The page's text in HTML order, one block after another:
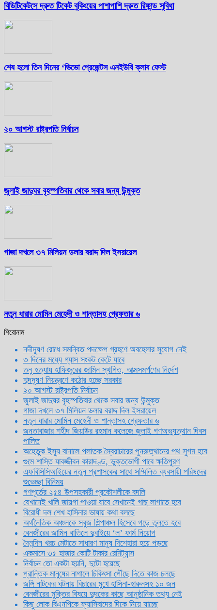
বিডিটিকেটসে দ্রুত টিকেট বুকিংয়ের পাশাপাশি দ্রুত রিফান্ড সুবিধা
শেষ হলো তিন দিনের ‘ভিভো প্রেজেন্টস এনইউবি ক্লাব ফেস্ট
২০ আগস্ট রাষ্ট্রপতি নির্বাচন
জুলাই জাদুঘর বৃহস্পতিবার থেকে সবার জন্য উন্মুক্ত
গাজা দখলে ৩৭ মিলিয়ন ডলার বরাদ্দ দিল ইসরায়েল
নতুন ধারার মোমিন মেহেদী ও শান্তাসহ গ্রেফতার ৬
শিরোনাম
নদীদূষণ রোধে সমন্বিত পদক্ষেপ গ্রহণে অবহেলার সুযোগ নেই
৩ দিনের মধ্যে গ্যাস সংকট কেটে যাবে
তনু হত্যায় হাফিজুরের জামিন স্থগিত, আত্মসমর্পণের নির্দেশ
শব্দদূষণ নিয়ন্ত্রণে কঠোর হচ্ছে সরকার
২০ আগস্ট রাষ্ট্রপতি নির্বাচন
জুলাই জাদুঘর বৃহস্পতিবার থেকে সবার জন্য উন্মুক্ত
গাজা দখলে ৩৭ মিলিয়ন ডলার বরাদ্দ দিল ইসরায়েল
নতুন ধারার মোমিন মেহেদী ও শান্তাসহ গ্রেফতার ৬
জনতাবাজার শহীদ জিয়াউর রহমান কলেজে জুলাই গণঅভ্যুত্থান দিবস
পালিত
অহেতুক ইস্যু বানালে পলাতক স্বৈরাচারের পুনরুত্থানের পথ সুগম হবে
গুমে শাস্তি যাবজ্জীবন কারাদণ্ড, ভুক্তভোগী পাবে ক্ষতিপূরণ
এফবিসিসিআইয়ের নতুন প্রশাসকের সাথে সম্মিলিত ব্যবসায়ী পরিষদের
শুভেচ্ছা বিনিময়
গণপূর্তের ২৫৪ উপসহকারী প্রকৌশলীকে বদলি
যেখানেই খালি জায়গা পাওয়া যাবে সেখানেই গাছ লাগাতে হবে
বিরোধী দল শেখ হাসিনার ভাষায় কথা বলছে
অর্থনৈতিক অঞ্চলকে সবুজ শিল্পাঞ্চল হিসেবে গড়ে তুলতে হবে
বেনজীরের জামিন বাতিলে দুবাইয়ে ‌‘ল’ ফার্ম নিয়োগ
দৈনন্দিন খরচ মেটাতে সাধারণ মানুষ দিশেহারা হয়ে পড়ছে
একমাসে ৩৫ হাজার কোটি টাকার রেমিট্যান্স
নির্বাচন তো একটা হয়নি, দুটো হয়েছে
প্রান্তিক মানুষের নাগালে চিকিৎসা পৌঁছে দিতে কাজ চলছে
জঙ্গি নাটকের ঘটনায় বিচারের মুখে হাসিনা-হারুনসহ ১০ জন
বেনজীরের মুক্তির বিষয়ে দুদকের কাছে আনুষ্ঠানিক তথ্য নেই
কিছু লোক বিএনপিকে ফ্যাসিবাদের দিকে নিয়ে যাচ্ছে